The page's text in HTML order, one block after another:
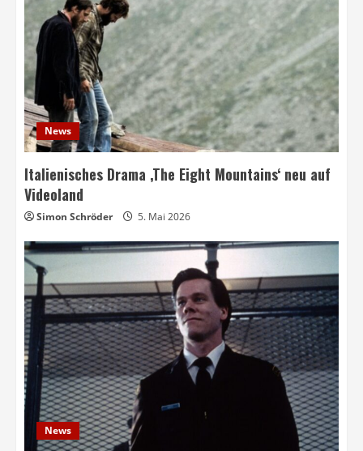
News
Italienisches Drama ‚The Eight Mountains‘ neu auf
Videoland
Simon Schröder 5. Mai 2026
News